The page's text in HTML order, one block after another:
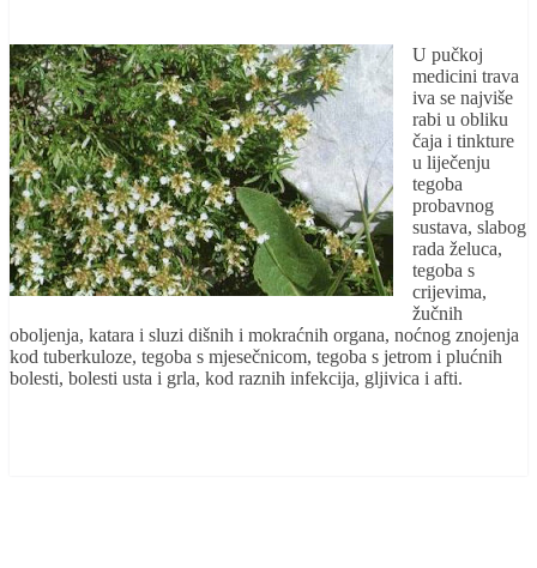
U pučkoj
medicini trava
iva se najviše
rabi u obliku
čaja i tinkture
u liječenju
tegoba
probavnog
sustava, slabog
rada želuca,
tegoba s
crijevima,
žučnih
oboljenja, katara i sluzi dišnih i mokraćnih organa, noćnog znojenja
kod tuberkuloze, tegoba s mjesečnicom, tegoba s jetrom i plućnih
bolesti, bolesti usta i grla, kod raznih infekcija, gljivica i afti.